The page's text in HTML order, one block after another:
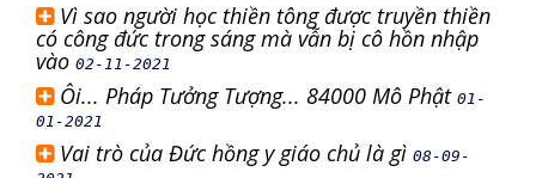
Vì sao người học thiền tông được truyền thiền
có công đức trong sáng mà vẫn bị cô hồn nhập
vào 02-11-2021
Ôi... Pháp Tưởng Tượng... 84000 Mô Phật 01-
01-2021
Vai trò của Đức hồng y giáo chủ là gì 08-09-